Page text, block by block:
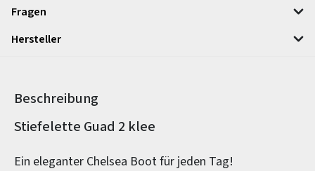
Fragen
Hersteller
Beschreibung
Produktinformationen
Stiefelette Guad 2 klee
Ein eleganter Chelsea Boot für jeden Tag!